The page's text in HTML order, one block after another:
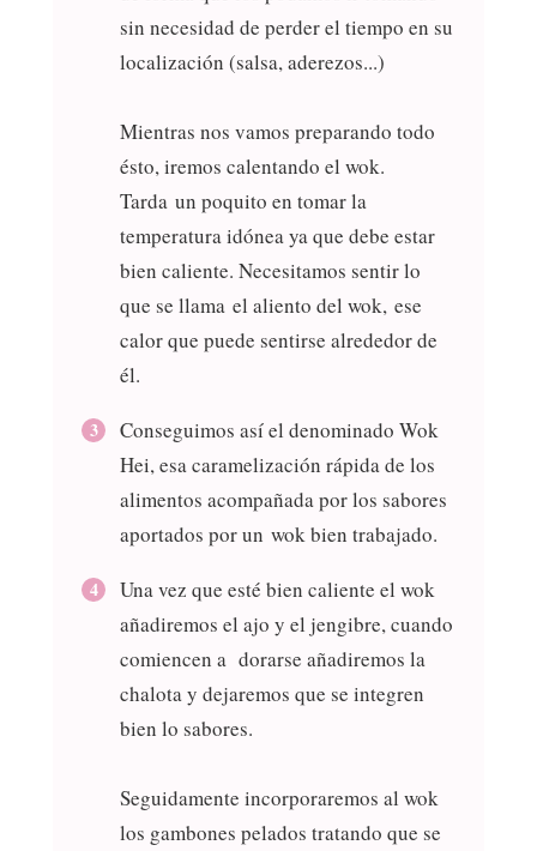
sin necesidad de perder el tiempo en su
localización (salsa, aderezos...)
Mientras nos vamos preparando todo
ésto, iremos calentando el wok.
Tarda un poquito en tomar la
temperatura idónea ya que debe estar
bien caliente. Necesitamos sentir lo
que se llama el aliento del wok, ese
calor que puede sentirse alrededor de
él.
Conseguimos así el denominado Wok
Hei, esa caramelización rápida de los
alimentos acompañada por los sabores
aportados por un wok bien trabajado.
Una vez que esté bien caliente el wok
añadiremos el ajo y el jengibre, cuando
comiencen a dorarse añadiremos la
chalota y dejaremos que se integren
bien lo sabores.
Seguidamente incorporaremos al wok
los gambones pelados tratando que se